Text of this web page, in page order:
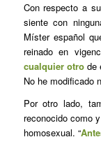
Con respecto a
siente con
Míster español
reinado en
cualquier otrode
No he modificado
Por otro lado,
reconocido como
homosexual. “